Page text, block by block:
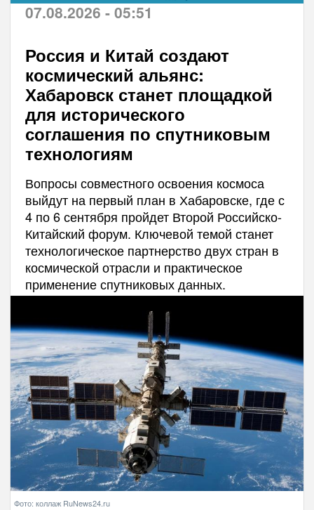
07.08.2026 - 05:51
Россия и Китай создают
космический альянс:
Хабаровск станет площадкой
для исторического
соглашения по спутниковым
технологиям
Вопросы совместного освоения космоса
выйдут на первый план в Хабаровске, где с
4 по 6 сентября пройдет Второй Российско-
Китайский форум. Ключевой темой станет
технологическое партнерство двух стран в
космической отрасли и практическое
применение спутниковых данных.
Фото: коллаж RuNews24.ru